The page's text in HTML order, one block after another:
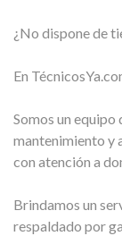
¿No dispone de
En
Somos un equipo
mantenimiento y
con atención a
Brindamos un
respaldado por